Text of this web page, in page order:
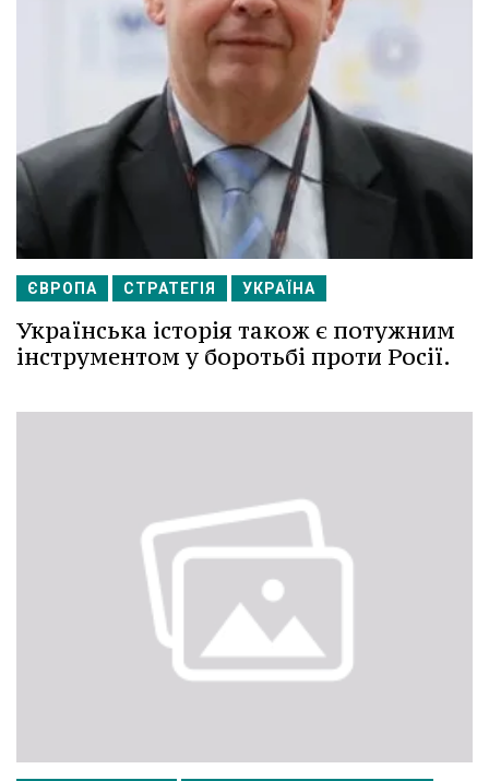
ЄВРОПА СТРАТЕГІЯ УКРАЇНА
Українська історія також є потужним
інструментом у боротьбі проти Росії.